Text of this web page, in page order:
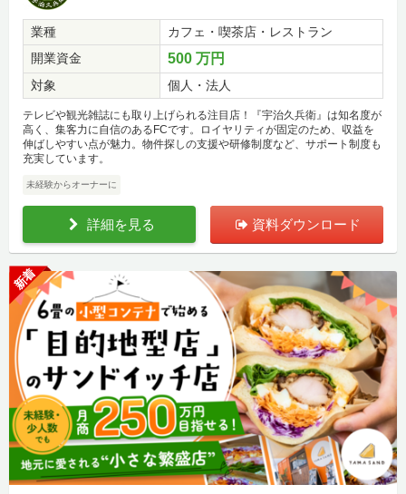
業種
カフェ・喫茶店・レストラン
開業資金
500 万円
対象 個人・法人
テレビや観光雑誌にも取り上げられる注目店！『宇治久兵衛』は知名度が
高く、集客力に自信のあるFCです。ロイヤリティが固定のため、収益を
伸ばしやすい点が魅力。物件探しの支援や研修制度など、サポート制度も
充実しています。
未経験からオーナーに
詳細を見る 資料ダウンロード
新着